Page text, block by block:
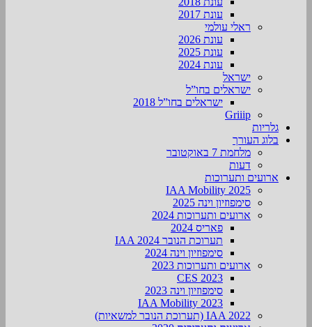
עונת 2017
ראלי עולמי
עונת 2026
עונת 2025
עונת 2024
ישראל
ישראלים בחו”ל
ישראלים בחו”ל 2018
Griiip
גלריות
בלוג העורך
מלחמת 7 באוקטובר
דעות
ארועים ותערוכות
2025 IAA Mobility
סימפוזיון וינה 2025
ארועים ותערוכות 2024
פאריס 2024
תערוכת הנובר IAA 2024
סימפוזיון וינה 2024
ארועים ותערוכות 2023
CES 2023
סימפוזיון וינה 2023
IAA Mobility 2023
IAA 2022 (תערוכת הנובר למשאיות)